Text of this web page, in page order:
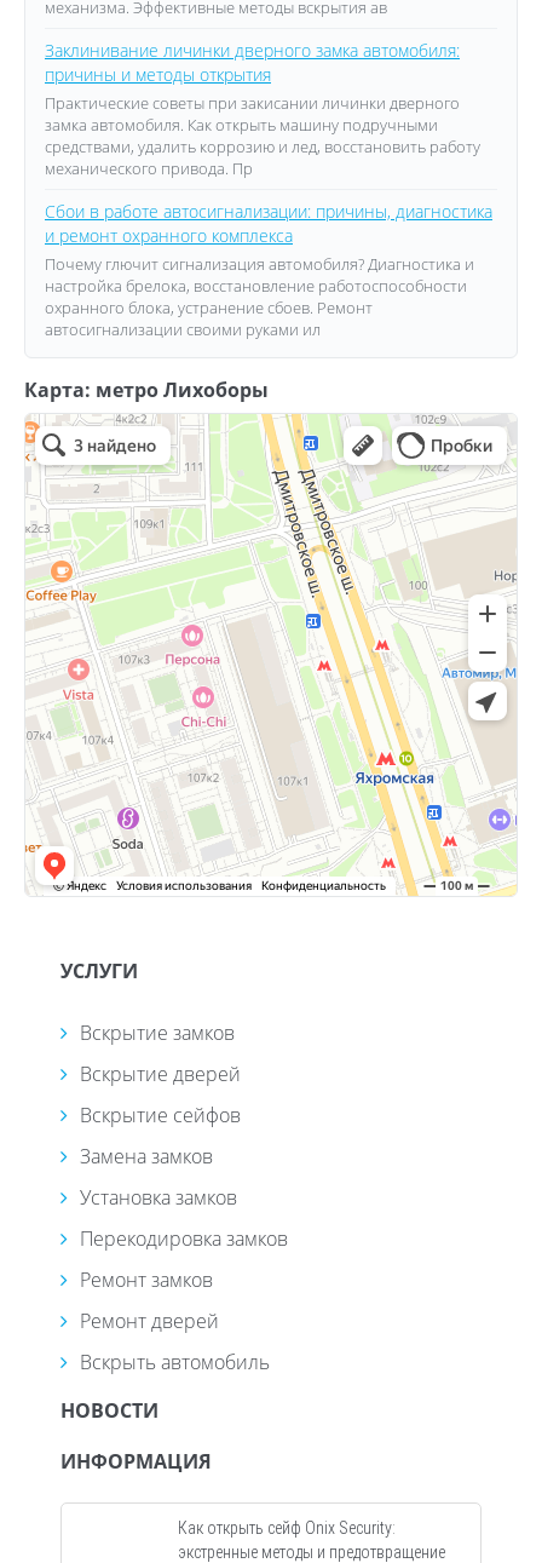
механизма. Эффективные методы вскрытия ав
Заклинивание личинки дверного замка автомобиля:
причины и методы открытия
Практические советы при закисании личинки дверного
замка автомобиля. Как открыть машину подручными
средствами, удалить коррозию и лед, восстановить работу
механического привода. Пр
Сбои в работе автосигнализации: причины, диагностика
и ремонт охранного комплекса
Почему глючит сигнализация автомобиля? Диагностика и
настройка брелока, восстановление работоспособности
охранного блока, устранение сбоев. Ремонт
автосигнализации своими руками ил
Карта: метро Лихоборы
УСЛУГИ
Вскрытие замков
Вскрытие дверей
Вскрытие сейфов
Замена замков
Установка замков
Перекодировка замков
Ремонт замков
Ремонт дверей
Вскрыть автомобиль
НОВОСТИ
ИНФОРМАЦИЯ
Как открыть сейф Onix Security:
экстренные методы и предотвращение